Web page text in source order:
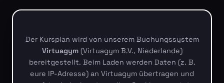
Der Kursplan wird von unserem Buchungssystem
Virtuagym(Virtuagym B.V., Niederlande)
bereitgestellt. Beim Laden werden Daten (z. B.
eure IP-Adresse) an Virtuagym übertragen und